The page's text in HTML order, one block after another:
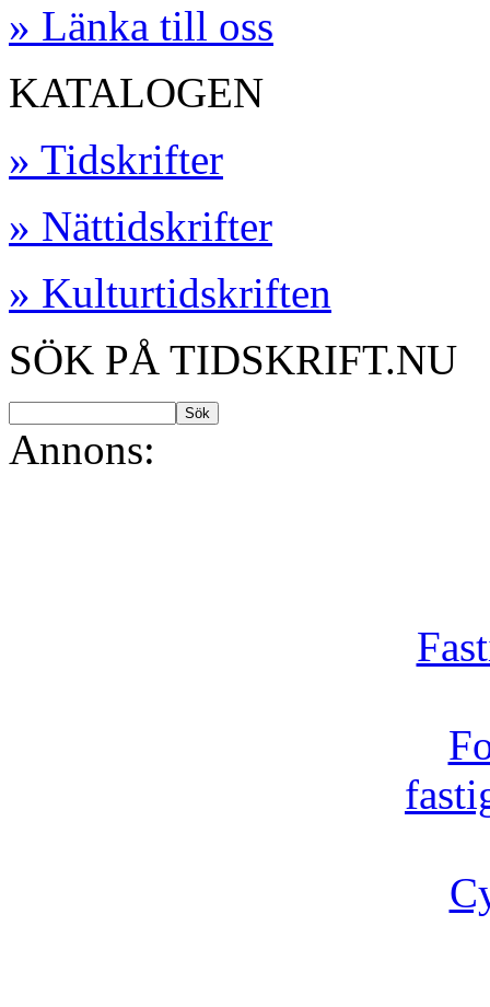
» Länka till oss
KATALOGEN
» Tidskrifter
» Nättidskrifter
» Kulturtidskriften
SÖK PÅ TIDSKRIFT.NU
Annons: